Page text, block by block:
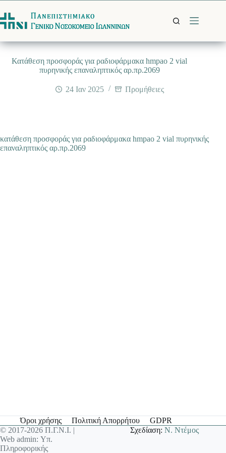
στο
περιεχόμενο
Κατάθεση προσφοράς για ραδιοφάρμακα hmpao 2 vial
πυρηνικής επαναληπτικός αρ.πρ.2069
24 Ιαν 2025 Προμήθειες
κατάθεση προσφοράς για ραδιοφάρμακα hmpao 2 vial πυρηνικής
επαναληπτικός αρ.πρ.2069
Όροι χρήσης Πολιτική Απορρήτου
GDPR
© 2017-2026 Π.Γ.Ν.Ι. |
Web admin: Υπ.
Πληροφορικής
Σχεδίαση:Ν. Ντέμος